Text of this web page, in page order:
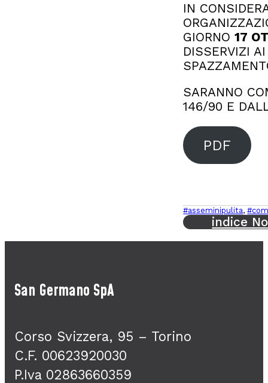
IN
GIORNO17
DISSERVIZI
SARANNO
146/90 E
PDF
#asseminipulita,
indice
San Germano SpA
Corso Svizzera, 95 – Torino
C.F. 00623920030
P.Iva 02863660359